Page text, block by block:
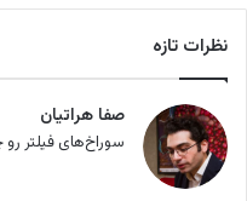
نظرات تازه
صفا هراتیان
سوراخ‌های فیلتر